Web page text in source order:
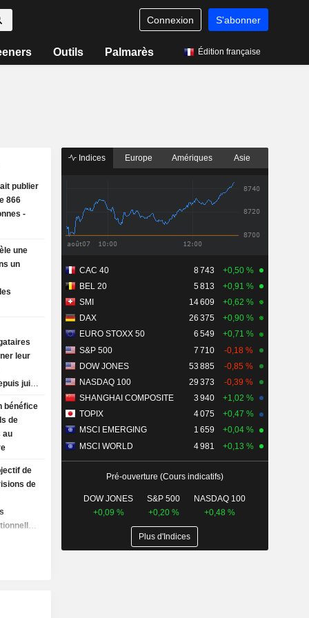
Connexion S'abonner
Outils Palmarès Édition française
publier
866
-
une
un
leur
juin
bénéfice
de
au
de
de
Indices Europe Amériques Asie
CAC 40 8 743
+0,50 %
BEL 20
5 813
+0,91 %
SMI
14 609
+0,62 %
DAX
26 375
+0,90 %
EURO STOXX 50
6 549
+0,71 %
S&P 500
7 710
-0,18 %
DOW JONES
53 885
-0,85 %
NASDAQ 100
29 373
-0,39 %
SHANGHAI COMPOSITE
3 940
+1,02 %
TOPIX
4 075
+0,47 %
MSCI EMERGING
1 659
+0,04 %
MSCI WORLD
4 981 +0,13 %
Pré-ouverture (Cours indicatifs)
DOW JONES
+0,09 %
S&P 500
+0,20 %
NASDAQ 100
+0,48 %
Plus d'Indices